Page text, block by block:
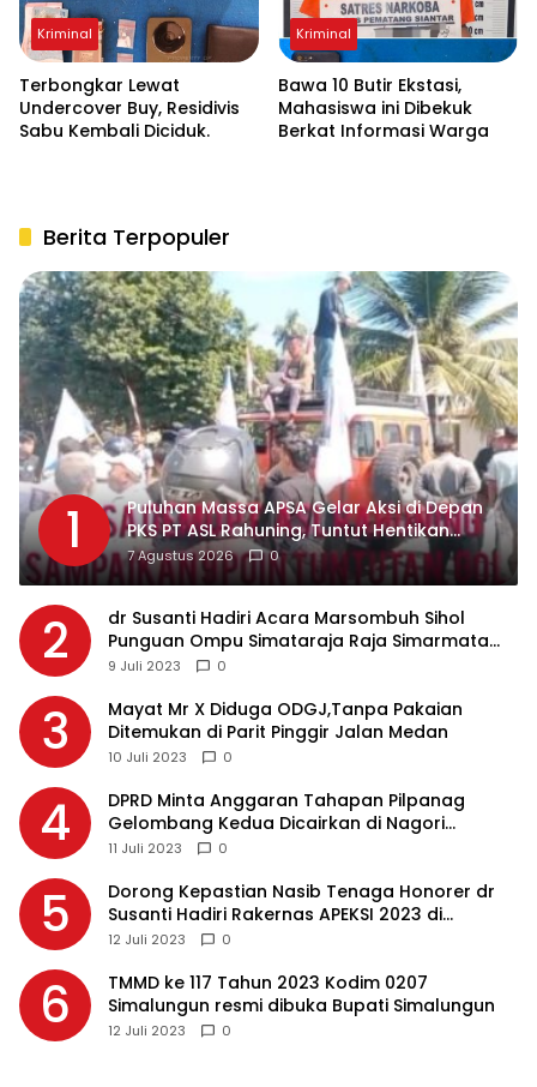
Kriminal
Terbongkar Lewat
Undercover Buy, Residivis
Sabu Kembali Diciduk.
Kriminal
Bawa 10 Butir Ekstasi,
Mahasiswa ini Dibekuk
Berkat Informasi Warga
Berita Terpopuler
1
Puluhan Massa APSA Gelar Aksi di Depan
PKS PT ASL Rahuning, Tuntut Hentikan
Pembuangan Limbah ke Sungai Asahan
7 Agustus 2026 0
2
dr Susanti Hadiri Acara Marsombuh Sihol
Punguan Ompu Simataraja Raja Simarmata
Dohot Boruna Kota Siantar
9 Juli 2023 0
3
Mayat Mr X Diduga ODGJ,Tanpa Pakaian
Ditemukan di Parit Pinggir Jalan Medan
10 Juli 2023 0
4
DPRD Minta Anggaran Tahapan Pilpanag
Gelombang Kedua Dicairkan di Nagori
Masing-masing, Ini Alasannya…
11 Juli 2023 0
5
Dorong Kepastian Nasib Tenaga Honorer dr
Susanti Hadiri Rakernas APEKSI 2023 di
Makassar
12 Juli 2023 0
6
TMMD ke 117 Tahun 2023 Kodim 0207
Simalungun resmi dibuka Bupati Simalungun
12 Juli 2023 0